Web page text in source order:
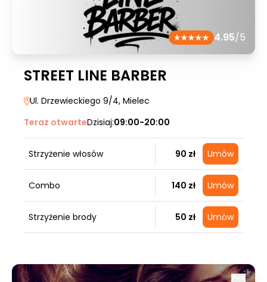
4.95/5
STREET LINE BARBER
Ul. Drzewieckiego 9/4, Mielec
Teraz otwarteDzisiaj:09:00-20:00
Strzyżenie włosów 90 zł Umów
Combo 140 zł Umów
Strzyżenie brody 50 zł Umów